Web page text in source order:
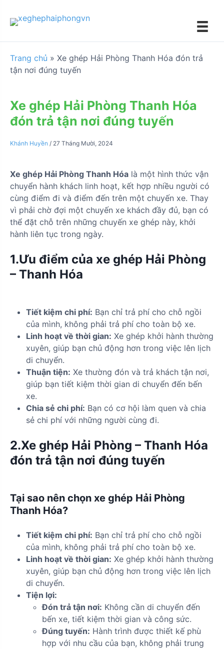
p
Trang chủ » Xe ghép Hải Phòng Thanh Hóa đón trả
tận nơi đúng tuyến
Xe ghép Hải Phòng Thanh Hóa
đón trả tận nơi đúng tuyến
Khánh Huyền / 27 Tháng Mười, 2024
Xe ghép Hải Phòng Thanh Hóa là một hình thức vận
chuyển hành khách linh hoạt, kết hợp nhiều người có
cùng điểm đi và điểm đến trên một chuyến xe. Thay
vì phải chờ đợi một chuyến xe khách đầy đủ, bạn có
thể đặt chỗ trên những chuyến xe ghép này, khởi
hành liên tục trong ngày.
1.Ưu điểm của xe ghép Hải Phòng
– Thanh Hóa
Tiết kiệm chi phí: Bạn chỉ trả phí cho chỗ ngồi
của mình, không phải trả phí cho toàn bộ xe.
Linh hoạt về thời gian: Xe ghép khởi hành thường
xuyên, giúp bạn chủ động hơn trong việc lên lịch
di chuyển.
Thuận tiện: Xe thường đón và trả khách tận nơi,
giúp bạn tiết kiệm thời gian di chuyển đến bến
xe.
Chia sẻ chi phí: Bạn có cơ hội làm quen và chia
sẻ chi phí với những người cùng đi.
2.Xe ghép Hải Phòng – Thanh Hóa
đón trả tận nơi đúng tuyến
Tại sao nên chọn xe ghép Hải Phòng
Thanh Hóa?
Tiết kiệm chi phí: Bạn chỉ trả phí cho chỗ ngồi
của mình, không phải trả phí cho toàn bộ xe.
Linh hoạt về thời gian: Xe ghép khởi hành thường
xuyên, giúp bạn chủ động hơn trong việc lên lịch
di chuyển.
Tiện lợi:
Đón trả tận nơi: Không cần di chuyển đến
bến xe, tiết kiệm thời gian và công sức.
Đúng tuyến: Hành trình được thiết kế phù
hợp với nhu cầu của bạn, không phải trung